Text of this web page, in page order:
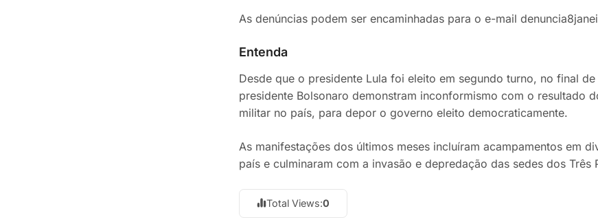
As denúncias podem ser encaminhadas para o e-mail
Entenda
Desde que o presidente Lula foi eleito em segundo turno, no final
presidente Bolsonaro demonstram inconformismo com o resultado
militar no país, para depor o governo eleito democraticamente.
As manifestações dos últimos meses incluíram acampamentos em
país e culminaram com a invasão e depredação das sedes dos Três
Total Views:0